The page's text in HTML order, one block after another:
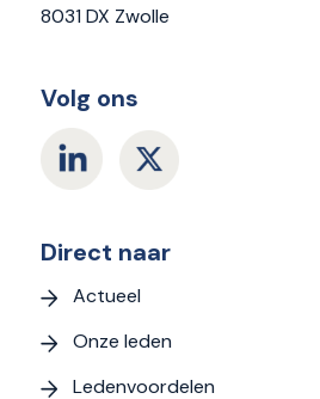
8031 DX Zwolle
Volg ons
Direct naar
Actueel
Onze leden
Ledenvoordelen